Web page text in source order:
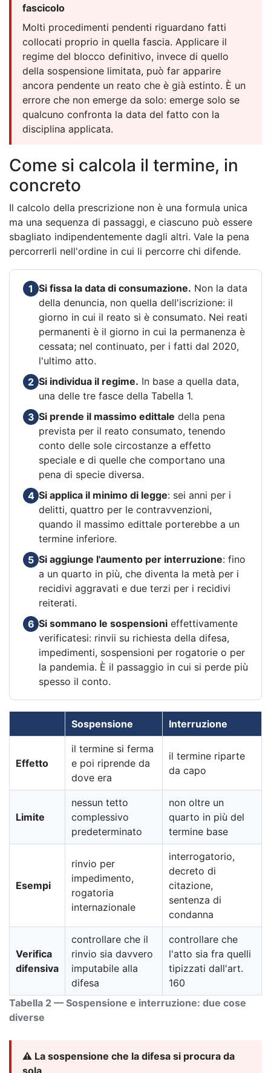
fascicolo
Molti procedimenti pendenti riguardano fatti
collocati proprio in quella fascia. Applicare il
regime del blocco definitivo, invece di quello
della sospensione limitata, può far apparire
ancora pendente un reato che è già estinto. È un
errore che non emerge da solo: emerge solo se
qualcuno confronta la data del fatto con la
disciplina applicata.
Come si calcola il termine, in
concreto
Il calcolo della prescrizione non è una formula unica
ma una sequenza di passaggi, e ciascuno può essere
sbagliato indipendentemente dagli altri. Vale la pena
percorrerli nell'ordine in cui li percorre chi difende.
1 Si fissa la data di consumazione. Non la data
della denuncia, non quella dell'iscrizione: il
giorno in cui il reato si è consumato. Nei reati
permanenti è il giorno in cui la permanenza è
cessata; nel continuato, per i fatti dal 2020,
l'ultimo atto.
2 Si individua il regime. In base a quella data,
una delle tre fasce della Tabella 1.
3 Si prende il massimo edittale della pena
prevista per il reato consumato, tenendo
conto delle sole circostanze a effetto
speciale e di quelle che comportano una
pena di specie diversa.
4 Si applica il minimo di legge: sei anni per i
delitti, quattro per le contravvenzioni,
quando il massimo edittale porterebbe a un
termine inferiore.
5 Si aggiunge l'aumento per interruzione: fino
a un quarto in più, che diventa la metà per i
recidivi aggravati e due terzi per i recidivi
reiterati.
6 Si sommano le sospensioni effettivamente
verificatesi: rinvii su richiesta della difesa,
impedimenti, sospensioni per rogatorie o per
la pandemia. È il passaggio in cui si perde più
spesso il conto.
Tabella 2 — Sospensione e interruzione: due cose
diverse
Sospensione Interruzione
Effetto
il termine si ferma
e poi riprende da
dove era
il termine riparte
da capo
Limite
nessun tetto
complessivo
predeterminato
non oltre un
quarto in più del
termine base
Esempi
rinvio per
impedimento,
rogatoria
internazionale
interrogatorio,
decreto di
citazione,
sentenza di
condanna
Verifica
difensiva
controllare che il
rinvio sia davvero
imputabile alla
difesa
controllare che
l'atto sia fra quelli
tipizzati dall'art.
160
⚠️ La sospensione che la difesa si procura da
sola